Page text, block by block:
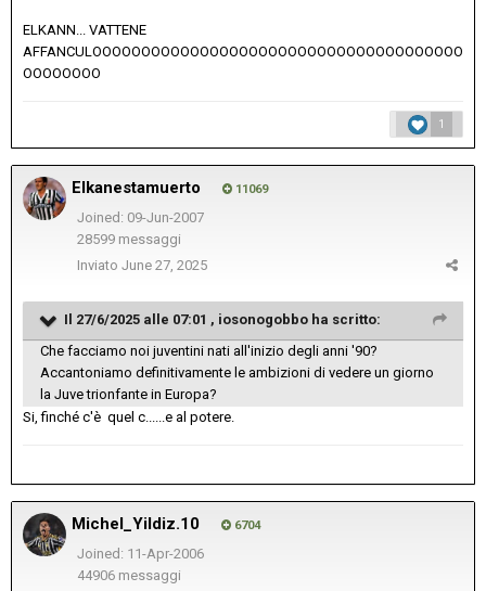
ELKANN... VATTENE
AFFANCULOOOOOOOOOOOOOOOOOOOOOOOOOOOOOOOOOOOOOO
OOOOOOOO
1
Elkanestamuerto 11069
Joined: 09-Jun-2007
28599 messaggi
Inviato June 27, 2025
Il 27/6/2025 alle 07:01 , iosonogobbo ha scritto:
Che facciamo noi juventini nati all'inizio degli anni '90?
Accantoniamo definitivamente le ambizioni di vedere un giorno
la Juve trionfante in Europa?
Si, finché c'è quel c......e al potere.
Michel_Yildiz.10 6704
Joined: 11-Apr-2006
44906 messaggi